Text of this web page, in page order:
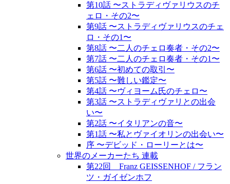
第10話 〜ストラディヴァリウスのチ
ェロ・その2〜
第9話 〜ストラディヴァリウスのチェ
ロ・その1〜
第8話 〜二人のチェロ奏者・その2〜
第7話 〜二人のチェロ奏者・その1〜
第6話 〜初めての取引〜
第5話 〜難しい鑑定〜
第4話 〜ヴィヨーム氏のチェロ〜
第3話 〜ストラディヴァリとの出会
い〜
第2話 〜イタリアンの音〜
第1話 〜私とヴァイオリンの出会い〜
序 〜デビッド・ローリーとは〜
世界のメーカーたち 連載
第22回 Franz GEISSENHOF / フラン
ツ・ガイゼンホフ